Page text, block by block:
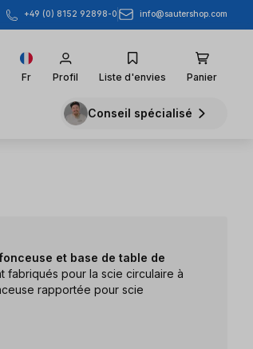
+49 (0) 8152 92898-0 info@sautershop.com
Fr Profil Liste d'envies Panier
Conseil spécialisé
et base de table de
fabriqués pour la scie circulaire à
rapportée pour scie